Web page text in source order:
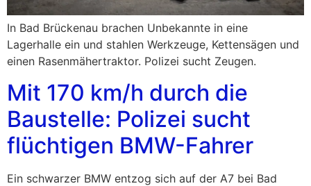
In Bad Brückenau brachen Unbekannte in eine
Lagerhalle ein und stahlen Werkzeuge, Kettensägen und
einen Rasenmähertraktor. Polizei sucht Zeugen.
Mit 170 km/h durch die
Baustelle: Polizei sucht
flüchtigen BMW-Fahrer
Ein schwarzer BMW entzog sich auf der A7 bei Bad